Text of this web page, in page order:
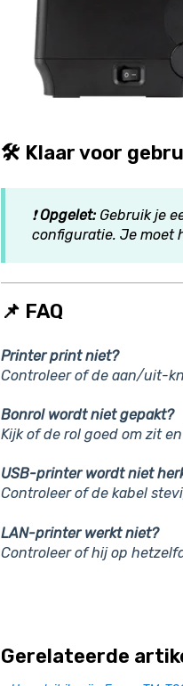
🛠️ Klaar voor
❗Opgelet:Gebruik je
configuratie. Je moet
📌 FAQ
Printer print niet?
Controleer of de aan/uit-
Bonrol wordt niet gepakt?
Kijk of de rol goed om zit
USB-printer wordt niet
Controleer of de kabel
LAN-printer werkt niet?
Controleer of hij op
Gerelateerde